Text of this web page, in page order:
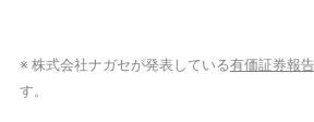
※ 株式会社ナガセが発表している有価証券報
す。